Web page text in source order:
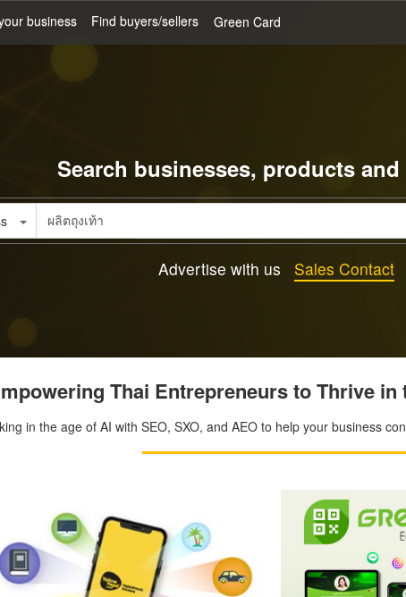
business Find buyers/sellers Green Card
Search businesses, products and
Advertise with us Sales Contact
Thai Entrepreneurs to Thrive in
in the age of AI with SEO, SXO, and AEO to help your business